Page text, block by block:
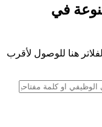
في
هنا للوصول لأقرب